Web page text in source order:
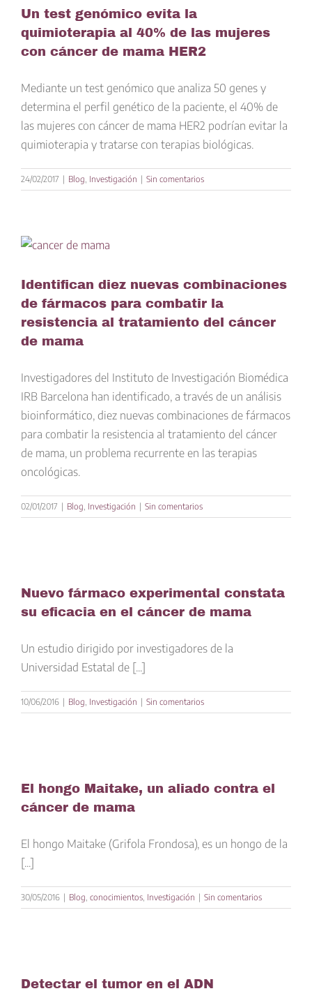
Un test genómico evita la
quimioterapia al 40% de las mujeres
con cáncer de mama HER2
Mediante un test genómico que analiza 50 genes y
determina el perfil genético de la paciente, el 40% de
las mujeres con cáncer de mama HER2 podrían evitar la
quimioterapia y tratarse con terapias biológicas.
24/02/2017 | Blog, Investigación | Sin comentarios
Identifican diez nuevas combinaciones
de fármacos para combatir la
resistencia al tratamiento del cáncer
de mama
Investigadores del Instituto de Investigación Biomédica
IRB Barcelona han identificado, a través de un análisis
bioinformático, diez nuevas combinaciones de fármacos
para combatir la resistencia al tratamiento del cáncer
de mama, un problema recurrente en las terapias
oncológicas.
02/01/2017 | Blog, Investigación | Sin comentarios
Nuevo fármaco experimental constata
su eficacia en el cáncer de mama
Un estudio dirigido por investigadores de la
Universidad Estatal de [...]
10/06/2016 | Blog, Investigación | Sin comentarios
El hongo Maitake, un aliado contra el
cáncer de mama
El hongo Maitake (Grifola Frondosa), es un hongo de la
[...]
30/05/2016 | Blog, conocimientos, Investigación | Sin comentarios
Detectar el tumor en el ADN